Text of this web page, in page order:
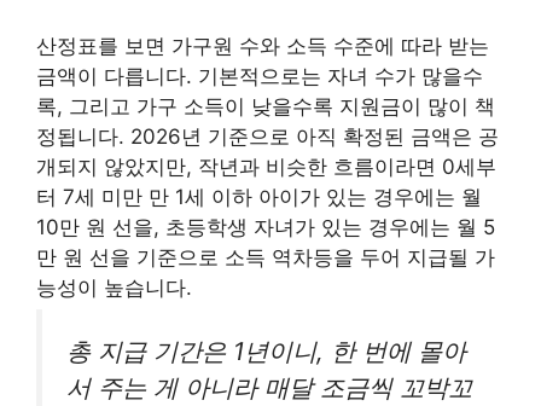
산정표를 보면 가구원 수와 소득 수준에 따라 받는
금액이 다릅니다. 기본적으로는 자녀 수가 많을수
록, 그리고 가구 소득이 낮을수록 지원금이 많이 책
정됩니다. 2026년 기준으로 아직 확정된 금액은 공
개되지 않았지만, 작년과 비슷한 흐름이라면 0세부
터 7세 미만 만 1세 이하 아이가 있는 경우에는 월
10만 원 선을, 초등학생 자녀가 있는 경우에는 월 5
만 원 선을 기준으로 소득 역차등을 두어 지급될 가
능성이 높습니다.
총 지급 기간은 1년이니, 한 번에 몰아
서 주는 게 아니라 매달 조금씩 꼬박꼬